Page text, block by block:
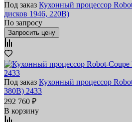
Под заказ Кухонный процессор
дисков 1946, 220В)
По запросу
Запросить цену
Под заказ Кухонный процессор
380В) 2433
292 760 ₽
В корзину